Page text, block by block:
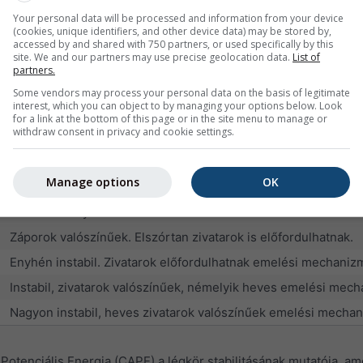
jó vitorlázó feltételek elszórt záporokkal
kiváló vitorlázó feltételek, de növekvő zápor- és
több mint 60 % zivatar valószínűség
mérőszáma az instabilitásnak (negatív értékek) vagy a
jeleznek, de valószínűleg heves zivatarok is
Nagyon stabil viszonyok.
Záporok valószínűek. Elszórtan zivatarok is előfordulhatnak.
Enyhén instabil. Zivatarok előfordulhatnak emelési
Instabil, zivatarok valószínűek, némelyik heves emelési
Nagyon instabil, heves zivatarok valószínűek emelési
Your personal data will be processed and information from your device
(cookies, unique identifiers, and other device data) may be stored by,
accessed by and shared with 750 partners, or used specifically by this
site. We and our partners may use precise geolocation data. List of
partners.
Some vendors may process your personal data on the basis of legitimate
interest, which you can object to by managing your options below. Look
for a link at the bottom of this page or in the site menu to manage or
withdraw consent in privacy and cookie settings.
OK
Manage options